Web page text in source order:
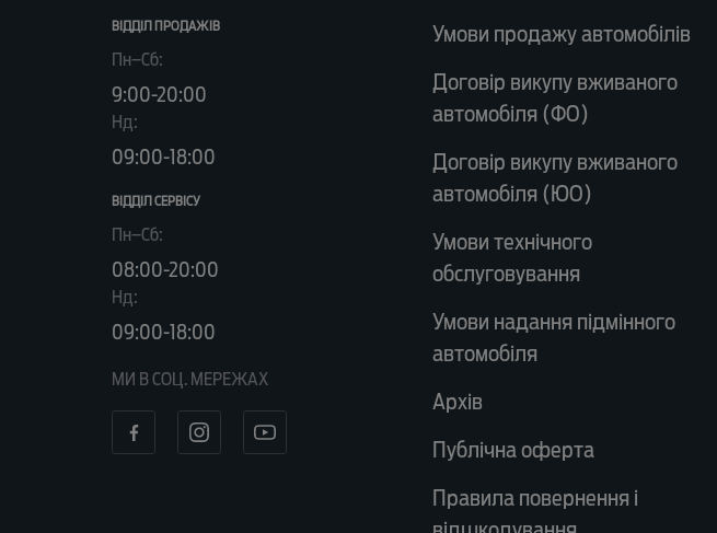
ВІДДІЛ ПРОДАЖІВ
Пн–Сб:
9:00-20:00
Нд:
09:00-18:00
ВІДДІЛ CЕРВІСУ
Пн–Сб:
08:00-20:00
Нд:
09:00-18:00
МИ В СОЦ. МЕРЕЖАХ
Умови продажу автомобілів
Договір викупу вживаного
автомобіля (ФО)
Договір викупу вживаного
автомобіля (ЮО)
Умови технічного
обслуговування
Умови надання підмінного
автомобіля
Архів
Публічна оферта
Правила повернення і